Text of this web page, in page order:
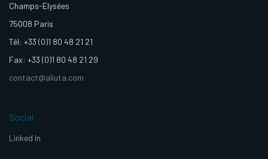
Champs-Elysées
75008 Paris
Tél: +33 (0)1 80 48 21 21
Fax: +33 (0)1 80 48 21 29
contact@aliuta.com
Social
Linked In